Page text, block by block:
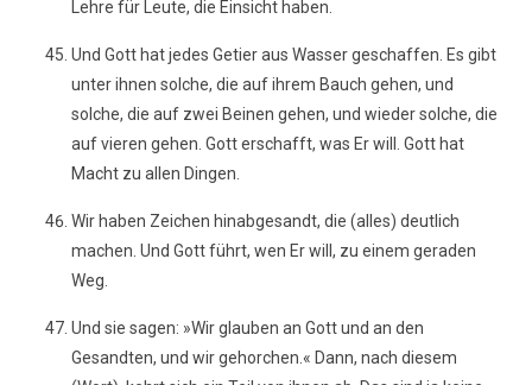
Lehre für Leute, die Einsicht haben.
Und Gott hat jedes Getier aus Wasser geschaffen. Es gibt
unter ihnen solche, die auf ihrem Bauch gehen, und
solche, die auf zwei Beinen gehen, und wieder solche, die
auf vieren gehen. Gott erschafft, was Er will. Gott hat
Macht zu allen Dingen.
Wir haben Zeichen hinabgesandt, die (alles) deutlich
machen. Und Gott führt, wen Er will, zu einem geraden
Weg.
Und sie sagen: »Wir glauben an Gott und an den
Gesandten, und wir gehorchen.« Dann, nach diesem